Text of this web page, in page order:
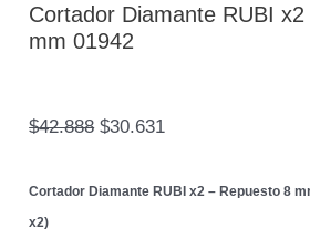
Cortador Diamante RUBI
mm 01942
$42.888 $30.631
Cortador Diamante RUBI x2 – Repuesto 8
x2)